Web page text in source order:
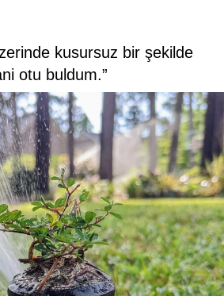
kusursuz bir şekilde
otu buldum.”